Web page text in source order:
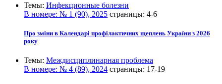
Темы: Инфекционные болезни
В номере: № 1 (90), 2025 страницы: 4-6
Про зміни в Календарі профілактичних щеплень України з 2026
року
Темы: Междисциплинарная проблема
В номере: № 4 (89), 2024 страницы: 17-19